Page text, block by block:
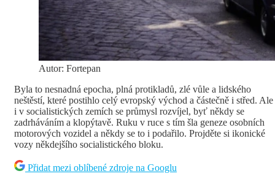
Autor: Fortepan
Byla to nesnadná epocha, plná protikladů, zlé vůle a lidského
neštěstí, které postihlo celý evropský východ a částečně i střed. Ale
i v socialistických zemích se průmysl rozvíjel, byť někdy se
zadrháváním a klopýtavě. Ruku v ruce s tím šla geneze osobních
motorových vozidel a někdy se to i podařilo. Projděte si ikonické
vozy někdejšího socialistického bloku.
Přidat mezi oblíbené zdroje na Googlu